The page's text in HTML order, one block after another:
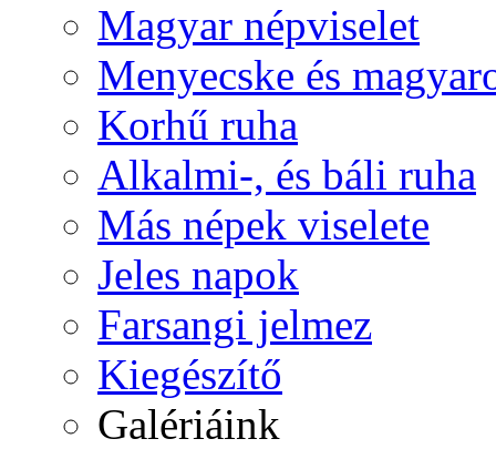
Magyar népviselet
Menyecske és
Korhű ruha
Alkalmi-, és báli ruha
Más népek viselete
Jeles napok
Farsangi jelmez
Kiegészítő
Galériáink